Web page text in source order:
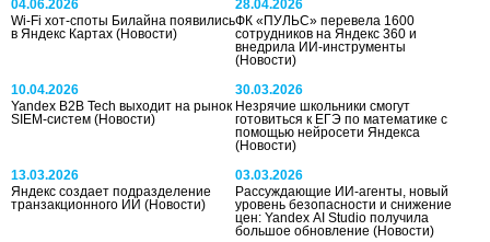
04.06.2026
Wi-Fi хот-споты Билайна появились
в Яндекс Картах (Новости)
28.04.2026
ФК «ПУЛЬС» перевела 1600
сотрудников на Яндекс 360 и
внедрила ИИ-инструменты
(Новости)
10.04.2026
Yandex B2B Tech выходит на рынок
SIEM-систем (Новости)
30.03.2026
Незрячие школьники смогут
готовиться к ЕГЭ по математике с
помощью нейросети Яндекса
(Новости)
13.03.2026
Яндекс создает подразделение
транзакционного ИИ (Новости)
03.03.2026
Рассуждающие ИИ-агенты, новый
уровень безопасности и снижение
цен: Yandex AI Studio получила
большое обновление(Новости)